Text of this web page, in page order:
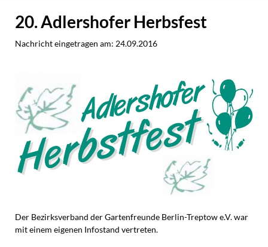
20. Adlershofer Herbsfest
Nachricht eingetragen am: 24.09.2016
Der Bezirksverband der Gartenfreunde Berlin-Treptow e.V. war
mit einem eigenen Infostand vertreten.